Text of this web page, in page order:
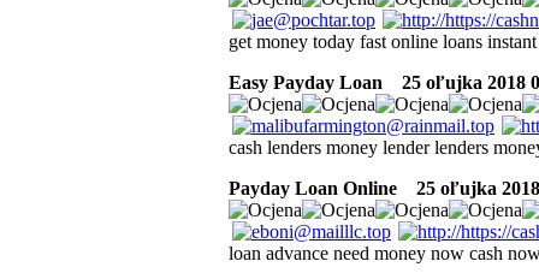
get money today fast online loans
Easy Payday Loan
25 oľujka 2018
cash lenders money lender lenders
Payday Loan Online
25 oľujka
loan advance need money now cash